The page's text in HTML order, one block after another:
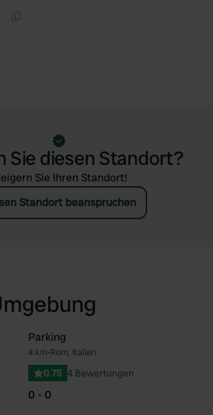
Sie diesen Standort?
Sie Ihren Standort!
Standort beanspruchen
Favorit
Parking
4 km•Rom, Italien
0.75 4 Bewertungen
0 - 0